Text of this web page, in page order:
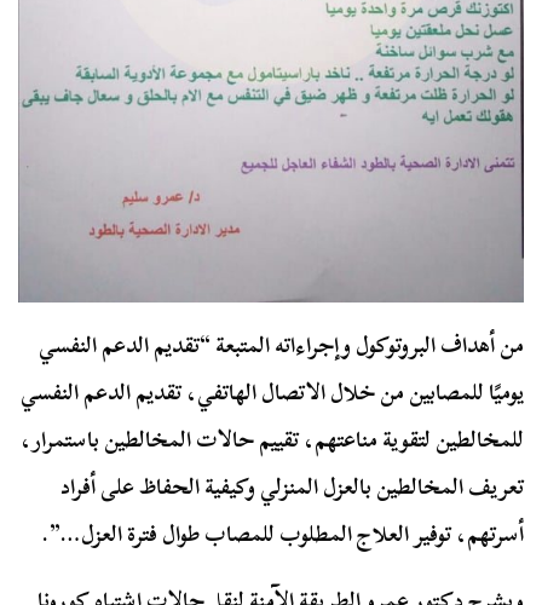
من أهداف البروتوكول وإجراءاته المتبعة “تقديم الدعم النفسي
يوميًا للمصابين من خلال الاتصال الهاتفي، تقديم الدعم النفسي
للمخالطين لتقوية مناعتهم، تقييم حالات المخالطين باستمرار،
تعريف المخالطين بالعزل المنزلي وكيفية الحفاظ على أفراد
أسرتهم، توفير العلاج المطلوب للمصاب طوال فترة العزل…”.